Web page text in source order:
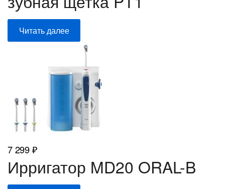
4
290 ₽.
990 ₽.
Читать далее
7 299₽
Ирригатор MD20 ORAL-B